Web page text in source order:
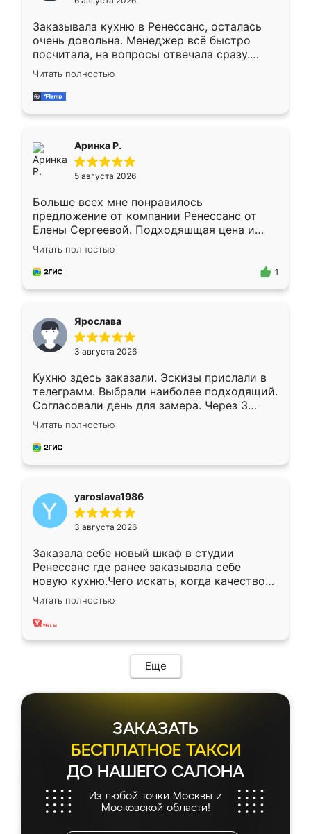
мебели буду заказывать только здесь.
Заказывала кухню в Ренессанс, осталась
очень довольна. Менеджер всё быстро
посчитала, на вопросы отвечала сразу.
Замерщик приехал в субботу, подошёл к
делу со всей ответственностью. Собрали
за день, ребята работали аккуратно, даже
Читать полностью
Аринка Р.
5 августа 2026
Больше всех мне понравилось
предложение от компании Ренессанс от
Елены Сергеевой. Подходяшщая цена и
короткие сроки изготовления. Приехавший
для замера сотрудник Владислав
предложил по моему эскизу самый
Читать полностью
1
Ярослава
3 августа 2026
Кухню здесь заказали. Эскизы прислали в
телеграмм. Выбрали наиболее подходящий.
Согласовали день для замера. Через 3
недели кухня была уже готова. Остались
довольны работой. Спасибо Ренессанс
мебель за качественную работу!
Читать полностью
yaroslava1986
3 августа 2026
Заказала себе новый шкаф в студии
Ренессанс где ранее заказывала себе
новую кухню.Чего искать, когда качеством
вполне довольна. Служит кухня уже почти
два года, нареканий нет.
Читать полностью
Еще
ЗАКАЗАТЬ
БЕСПЛАТНОЕ ТАКСИ
ДО НАШЕГО САЛОНА
Из любой точки Москвы и
Московской области!